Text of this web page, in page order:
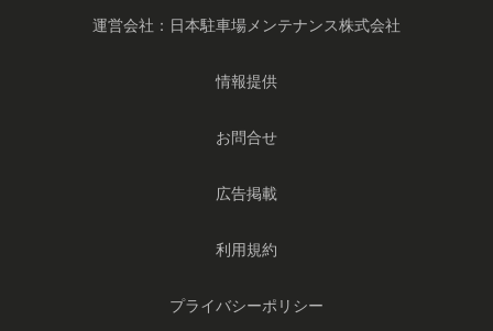
運営会社：日本駐車場メンテナンス株式会社
情報提供
お問合せ
広告掲載
利用規約
プライバシーポリシー